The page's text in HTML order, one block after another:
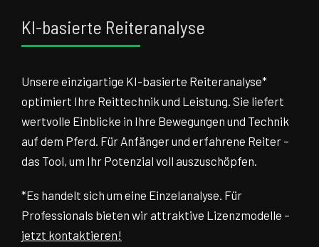
KI-basierte Reiteranalyse
Unsere einzigartige KI-basierte Reiteranalyse*
optimiert Ihre Reittechnik und Leistung. Sie liefert
wertvolle Einblicke in Ihre Bewegungen und Technik
auf dem Pferd. Für Anfänger und erfahrene Reiter –
das Tool, um Ihr Potenzial voll auszuschöpfen.
*Es handelt sich um eine Einzelanalyse. Für
Professionals bieten wir attraktive Lizenzmodelle –
jetzt kontaktieren!